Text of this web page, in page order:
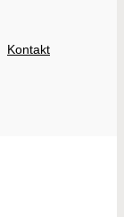
Kontakt